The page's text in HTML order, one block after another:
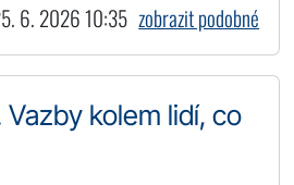
6. 2026 10:35 zobrazit podobné
Vazby kolem lidí, co